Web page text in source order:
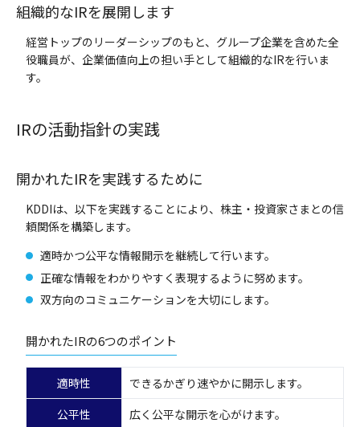
組織的なIRを展開します
経営トップのリーダーシップのもと、グループ企業を含めた全
役職員が、企業価値向上の担い手として組織的なIRを行いま
す。
IRの活動指針の実践
開かれたIRを実践するために
KDDIは、以下を実践することにより、株主・投資家さまとの信
頼関係を構築します。
適時かつ公平な情報開示を継続して行います。
正確な情報をわかりやすく表現するように努めます。
双方向のコミュニケーションを大切にします。
開かれたIRの6つのポイント
適時性
できるかぎり速やかに開示します。
公平性
広く公平な開示を心がけます。